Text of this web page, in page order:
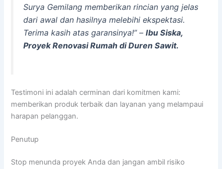
Surya Gemilang memberikan rincian yang jelas
dari awal dan hasilnya melebihi ekspektasi.
Terima kasih atas garansinya!”–Ibu Siska,
Proyek Renovasi Rumah di Duren Sawit.
Testimoni ini adalah cerminan dari komitmen kami:
memberikan produk terbaik dan layanan yang melampaui
harapan pelanggan.
Penutup
Stop menunda proyek Anda dan jangan ambil risiko